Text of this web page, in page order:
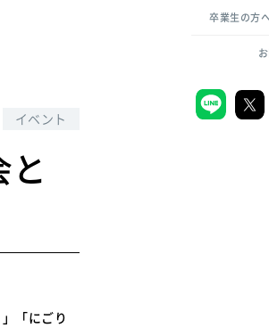
ハラスメントの
共生のための
卒業生の方
イベント
「にごり